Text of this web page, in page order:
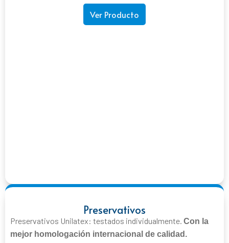
Ver Producto
Preservativos
Preservativos Unilatex: testados individualmente. Con la
mejor homologación internacional de calidad.